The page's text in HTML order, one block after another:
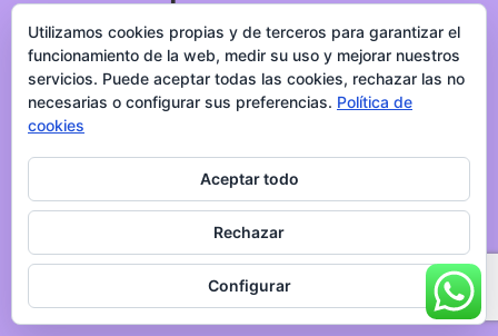
Utilizamos cookies propias y de terceros para garantizar el
funcionamiento de la web, medir su uso y mejorar nuestros
servicios. Puede aceptar todas las cookies, rechazar las no
necesarias o configurar sus preferencias. Política de
cookies
Aceptar todo
Rechazar
Configurar